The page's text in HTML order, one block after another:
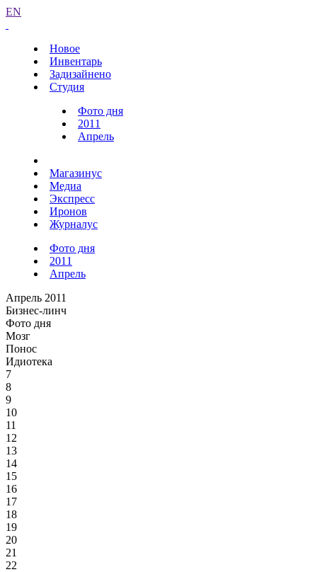
EN
Новое
Инвентарь
Задизайнено
Студия
Фото дня
2011
Апрель
Магазинус
Медиа
Экспресс
Иронов
Журналус
Фото дня
2011
Апрель
Апрель 2011
Бизнес-линч
Фото дня
Мозг
Понос
Идиотека
7
8
9
10
11
12
13
14
15
16
17
18
19
20
21
22